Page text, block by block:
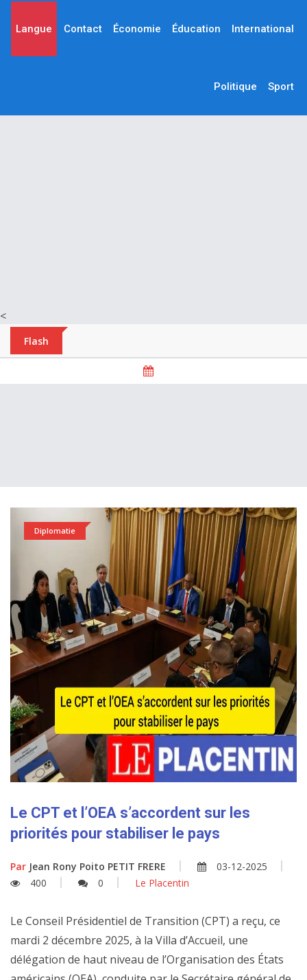
<
Langue Contact Économie Éducation International
Politique Sport
Flash
Diplomatie
Le CPT et l’OEA s’accordent sur les
priorités pour stabiliser le pays
Par Jean Rony Poito PETIT FRERE
03-12-2025
400
0 Le Placentin
Le Conseil Présidentiel de Transition (CPT) a reçu, ce
mardi 2 décembre 2025, à la Villa d’Accueil, une
délégation de haut niveau de l’Organisation des États